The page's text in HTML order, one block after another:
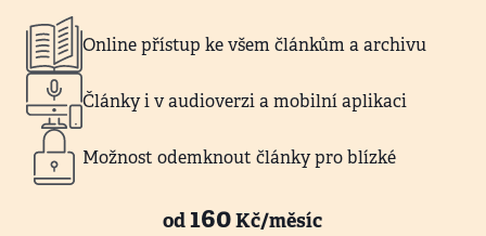
Online přístup ke všem článkům a archivu
Články i v audioverzi a mobilní aplikaci
Možnost odemknout články pro blízké
od160Kč/měsíc